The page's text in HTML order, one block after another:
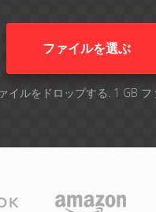
ファイルを選ぶ
イルをドロップする. 1 GB